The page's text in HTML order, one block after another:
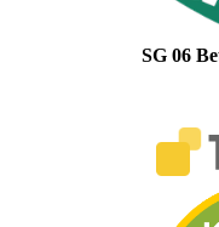
SG 06